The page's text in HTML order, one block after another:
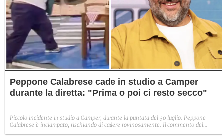
Peppone Calabrese cade in studio a Camper
durante la diretta: "Prima o poi ci resto secco"
Piccolo incidente in studio a Camper, durante la puntata del 30 luglio. Peppone
Calabrese è inciampato, rischiando di cadere rovinosamente. Il commento del